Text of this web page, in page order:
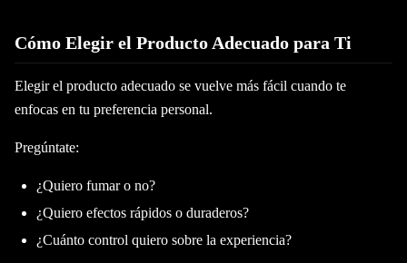
Cómo Elegir el Producto Adecuado para Ti
Elegir el producto adecuado se vuelve más fácil cuando te
enfocas en tu preferencia personal.
Pregúntate:
¿Quiero fumar o no?
¿Quiero efectos rápidos o duraderos?
¿Cuánto control quiero sobre la experiencia?